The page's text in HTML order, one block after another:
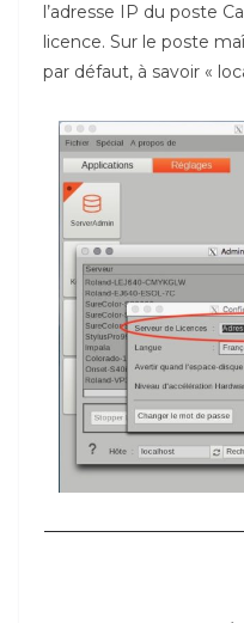
l’adresse IP du poste
licence. Sur le poste
par défaut, à savoir «